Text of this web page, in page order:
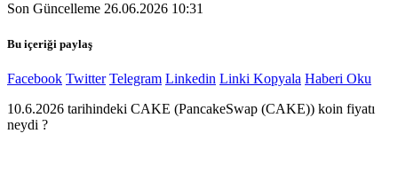
Son Güncelleme 26.06.2026 10:31
Bu içeriği paylaş
Facebook Twitter Telegram Linkedin Linki Kopyala Haberi Oku
10.6.2026 tarihindeki CAKE (PancakeSwap (CAKE)) koin fiyatı
neydi ?